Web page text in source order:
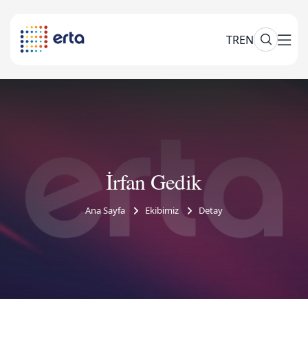
TREN
İrfan Gedik
Ana Sayfa Ekibimiz Detay